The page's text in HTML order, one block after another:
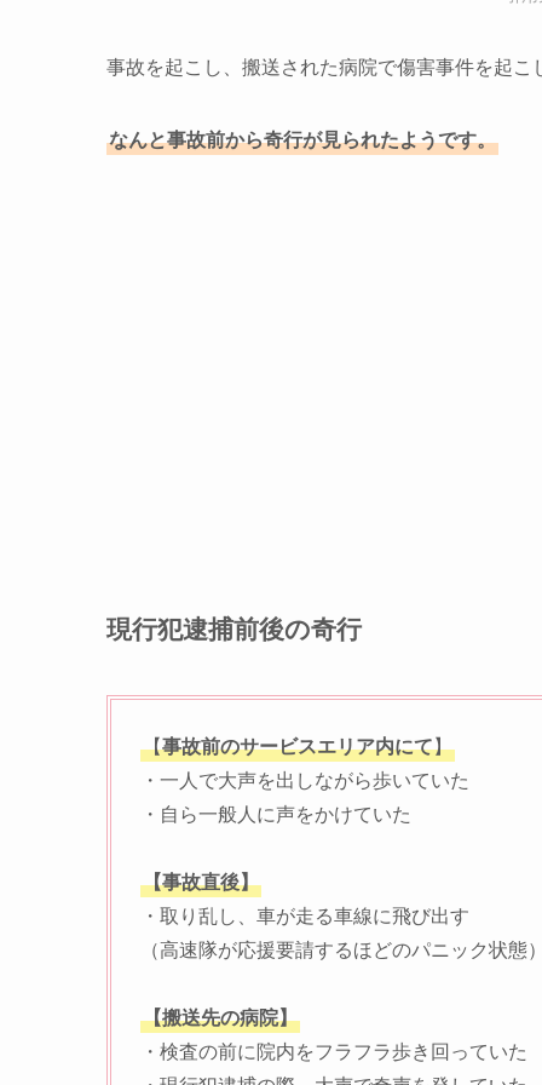
事故を起こし、搬送された病院で傷害事件を起
なんと事故前から奇行が見られたようです。
現行犯逮捕前後の奇行
【事故前のサービスエリア内にて】
・一人で大声を出しながら歩いていた
・自ら一般人に声をかけていた
【事故直後】
・取り乱し、車が走る車線に飛び出す
（高速隊が応援要請するほどのパニック状態
【搬送先の病院】
・検査の前に院内をフラフラ歩き回っていた